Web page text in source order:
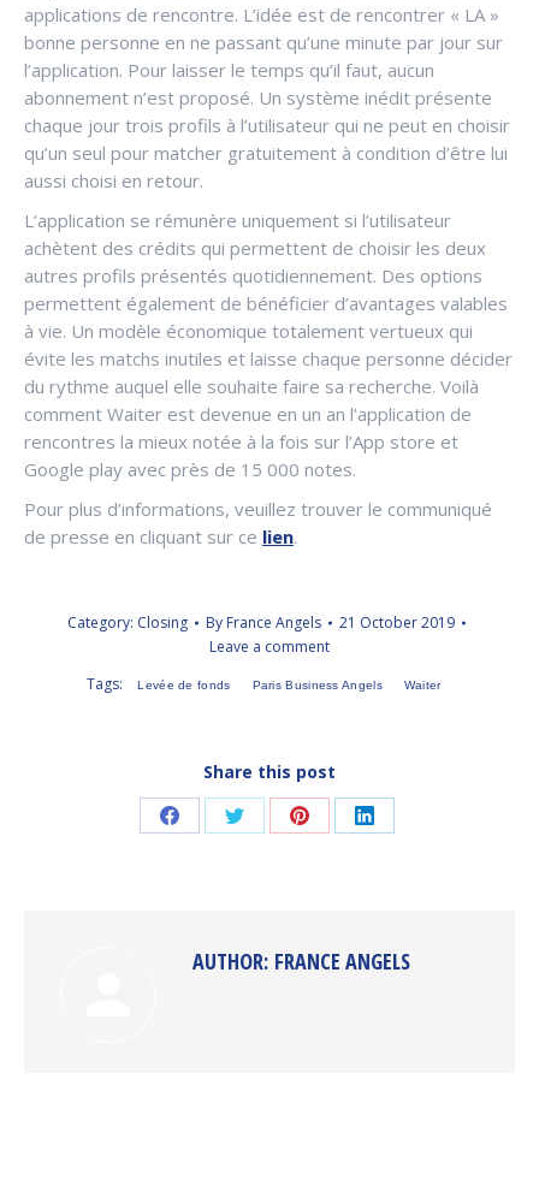
applications de rencontre. L’idée est de rencontrer « LA »
bonne personne en ne passant qu’une minute par jour sur
l’application. Pour laisser le temps qu’il faut, aucun
abonnement n’est proposé. Un système inédit présente
chaque jour trois profils à l’utilisateur qui ne peut en choisir
qu’un seul pour matcher gratuitement à condition d’être lui
aussi choisi en retour.
L’application se rémunère uniquement si l’utilisateur
achètent des crédits qui permettent de choisir les deux
autres profils présentés quotidiennement. Des options
permettent également de bénéficier d’avantages valables
à vie. Un modèle économique totalement vertueux qui
évite les matchs inutiles et laisse chaque personne décider
du rythme auquel elle souhaite faire sa recherche. Voilà
comment Waiter est devenue en un an l’application de
rencontres la mieux notée à la fois sur l’App store et
Google play avec près de 15 000 notes.
Pour plus d’informations, veuillez trouver le communiqué
de presse en cliquant sur ce lien.
Category: Closing By France Angels
21 October 2019
Leave a comment
Tags:
Levée de fonds Paris Business Angels Waiter
Share this post
Share Share Share Share
AUTHOR: FRANCE ANGELS